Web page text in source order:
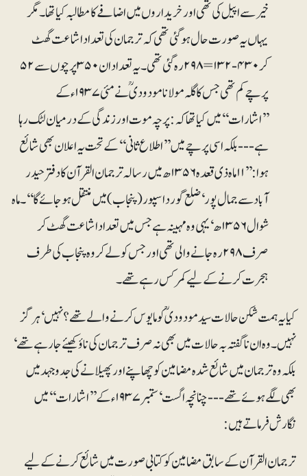
خیر سے اپیل کی تھی اور خریداروں میں اضافے کا مطالبہ کیا تھا۔ مگر
یہاں یہ صورت حال ہو گئی تھی کہ ترجمان کی تعداد اشاعت گھٹ
کر ۴۳۰ - ۱۳۲= ۲۹۸ رہ گئی تھی۔ یہ تعداد ان ۳۵۰ پرچوں سے ۵۲
پرچے کم تھی جس کا گلہ مولانا مودودی ؒنے مئی ۱۹۳۷ء کے
’’اشارات‘‘ میں کیا تھا کہ: پرچہ موت اور زندگی کے درمیان لٹک رہا
ہے --- بلکہ اسی پرچے میں ’’اطلاع ثانی‘‘ کے تحت یہ اعلان بھی شائع
ہوا: ’’۱۱ ماہ ذی قعدہ ۱۳۵۶ھ میں رسالہ ترجمان القرآن کا دفتر حیدر
آباد سے جمال پور‘ ضلع گورداسپور (پنجاب) میں منتقل ہو جائے گا‘‘۔ ماہ
شوال۶ ۱۳۵ھ‘ یہی وہ مہینہ ہے جس میں تعداد اشاعت گھٹ کر
صرف ۲۹۸رہ جانے والی تھی اور جس کو لے کر وہ پنجاب کی طرف
ہجرت کرنے کے لیے کمرکس رہے تھے۔
کیا یہ ہمت شکن حالات سید مودودیؒ کو مایوس کرنے والے تھے؟ نہیں‘ ہرگز
نہیں۔ وہ ان ناگفتہ بہ حالات میں بھی نہ صرف ترجمان کی ناؤ کھیئے جا رہے تھے‘
بلکہ وہ ترجمان میں شائع شدہ مضامین کو چھاپنے اور پھیلانے کی جدوجہد میں
بھی لگے ہوئے تھے --- چنانچہ اگست‘ ستمبر۱۹۳۷ء کے ’’اشارات‘‘ میں
نگارش فرماتے ہیں:
ترجمان القرآن کے سابق مضامین کو کتابی صورت میں شائع کرنے کے لیے